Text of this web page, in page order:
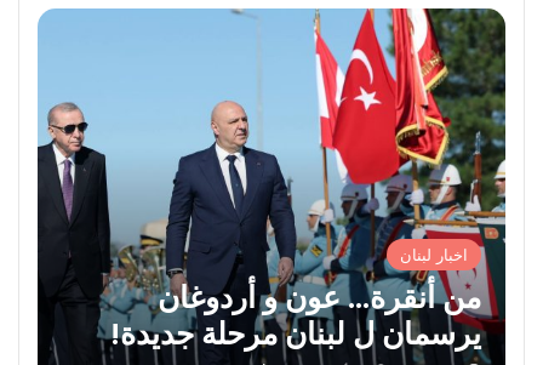
اخبار لبنان
من أنقرة… عون و أردوغان
يرسمان ل لبنان مرحلة جديدة!